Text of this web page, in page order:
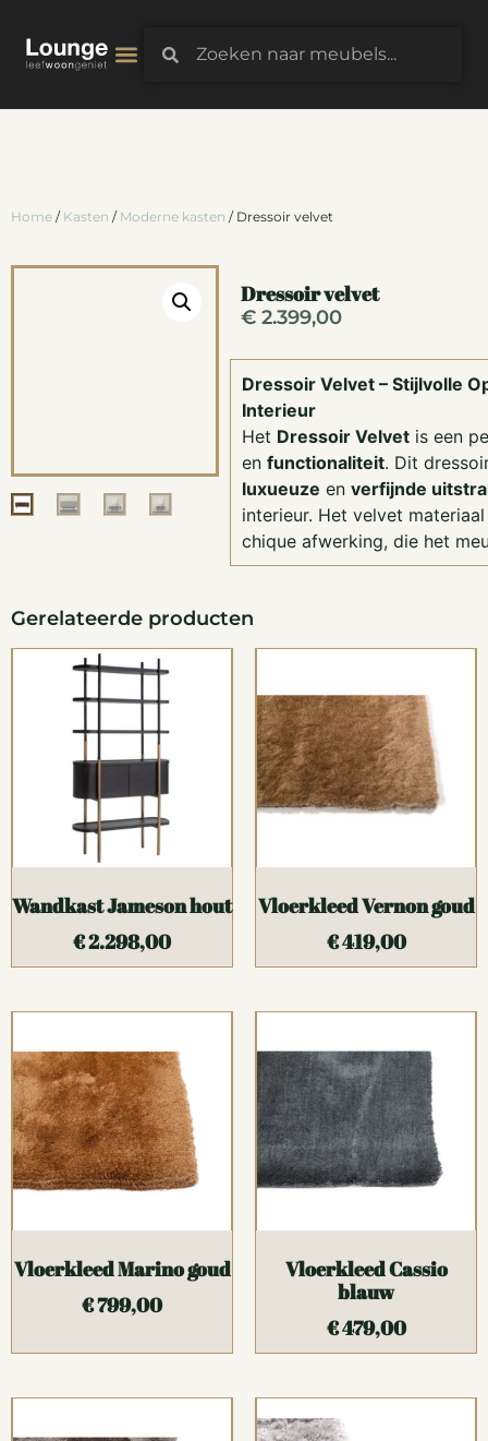
Home / Kasten / Moderne kasten / Dressoir velvet
Dressoir velvet
€2.399,00
Dressoir Velvet – Stijlvolle
Interieur
Het Dressoir Velvetis een
en functionaliteit. Dit
luxueuze en verfijnde
interieur. Het velvet
chique afwerking, die het
Gerelateerde producten
Wandkast Jameson hout
€2.298,00
Vloerkleed Vernon goud
€419,00
Vloerkleed Marino goud
€799,00
Vloerkleed Cassio
blauw
€479,00